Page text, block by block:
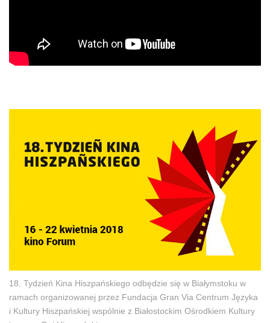
18. Tydzień Kina Hiszpańskiego odbędzie się w Białymstoku w
ramach organizowanej przez Fundacja Gran Via Centrum Języka
i Kultury Hiszpańskiej wspólnie z Białostockim Ośrodkiem Kultury